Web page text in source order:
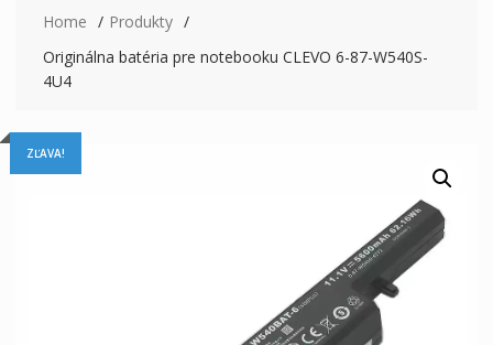
Home
Produkty
Originálna batéria pre notebooku CLEVO 6-87-W540S-
4U4
ZĽAVA!